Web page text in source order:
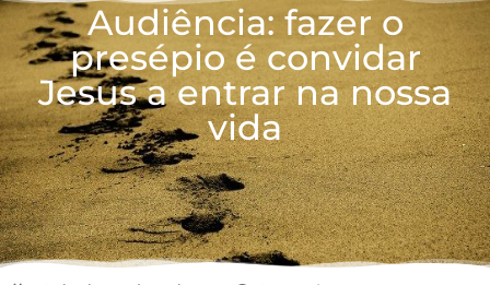
Audiência: fazer o
presépio é convidar
Jesus a entrar na nossa
vida